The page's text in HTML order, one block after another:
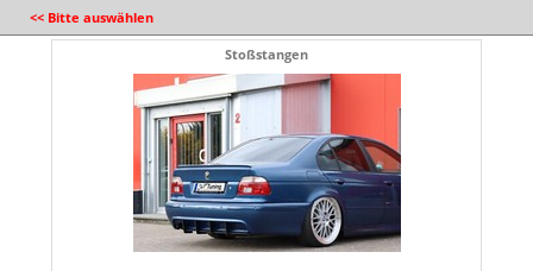
<< Bitte auswählen
Stoßstangen